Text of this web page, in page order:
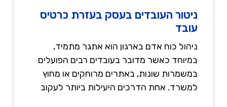
ניטור העובדים בעסק בעזרת כרטיס
עובד
ניהול כוח אדם בארגון הוא אתגר מתמיד,
במיוחד כאשר מדובר בעובדים רבים הפועלים
במשמרות שונות, באתרים מרוחקים או מחוץ
למשרד. אחת הדרכים היעילות ביותר לעקוב